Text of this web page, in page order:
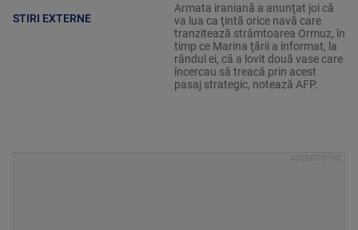
STIRI EXTERNE
Armata iraniană a anunţat joi că
va lua ca ţintă orice navă care
tranzitează strâmtoarea Ormuz, în
timp ce Marina ţării a informat, la
rândul ei, că a lovit două vase care
încercau să treacă prin acest
pasaj strategic, notează AFP.